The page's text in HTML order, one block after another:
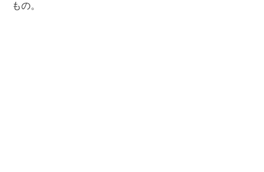
もの。